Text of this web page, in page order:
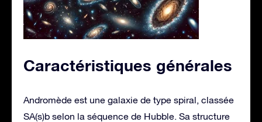
Caractéristiques générales
Andromède est une galaxie de type spiral, classée
SA(s)b selon la séquence de Hubble. Sa structure